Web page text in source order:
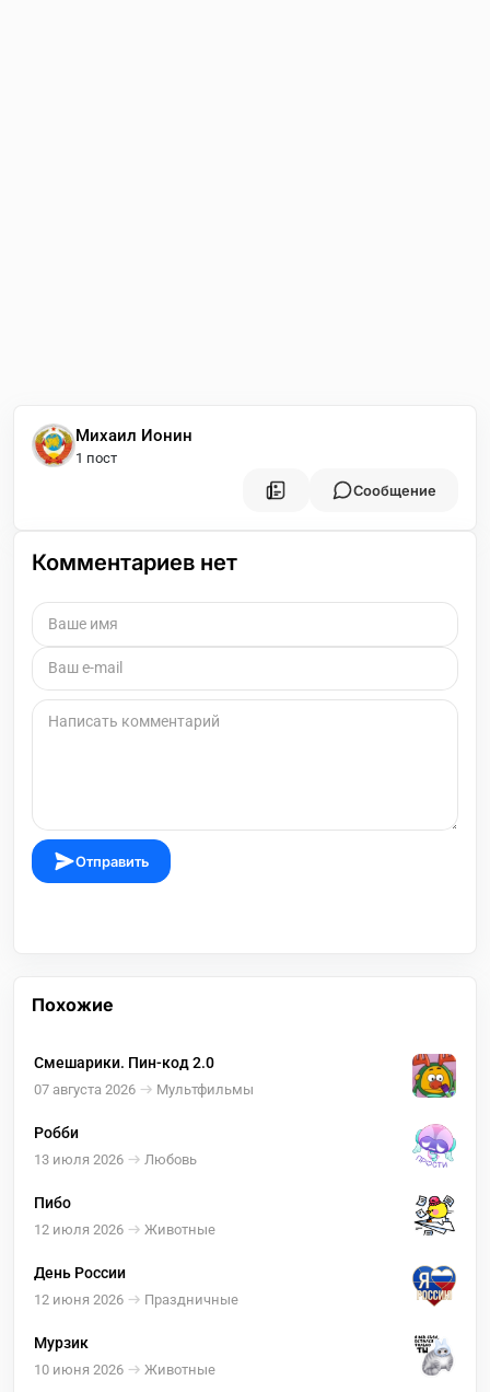
Михаил Ионин
1 пост
Сообщение
Комментариев нет
Отправить
Похожие
Смешарики. Пин-код 2.0
07 августа 2026 Мультфильмы
Робби
13 июля 2026 Любовь
Пибо
12 июля 2026 Животные
День России
12 июня 2026 Праздничные
Мурзик
10 июня 2026 Животные